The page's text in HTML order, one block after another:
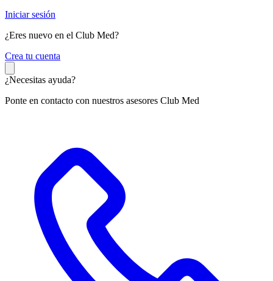
Iniciar sesión
¿Eres nuevo en el Club Med?
Crea tu cuenta
¿Necesitas ayuda?
Ponte en contacto con nuestros asesores Club Med